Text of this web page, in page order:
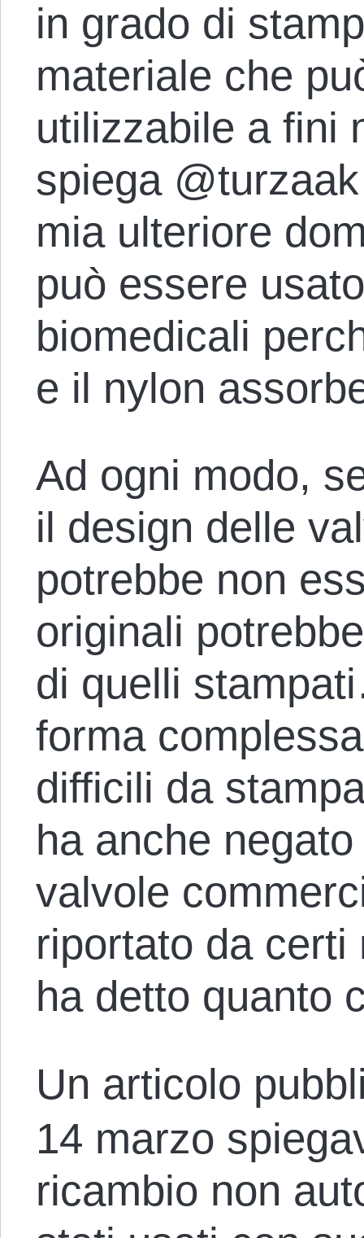
in grado di
materiale che
utilizzabile a fini
spiega
mia ulteriore
può essere
biomedicali
e il nylon
Ad ogni modo,
il design delle
potrebbe non
originali
di quelli
forma
difficili da
ha anche
valvole
riportato da certi
ha detto quanto
Un articolo
14 marzo
ricambio non